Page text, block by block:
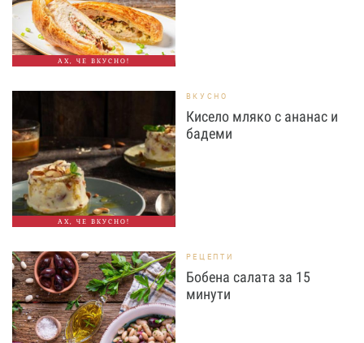
АХ, ЧЕ ВКУСНО!
АХ, ЧЕ ВКУСНО!
ВКУСНО
Кисело мляко с ананас и
бадеми
РЕЦЕПТИ
Бобена салата за 15
минути